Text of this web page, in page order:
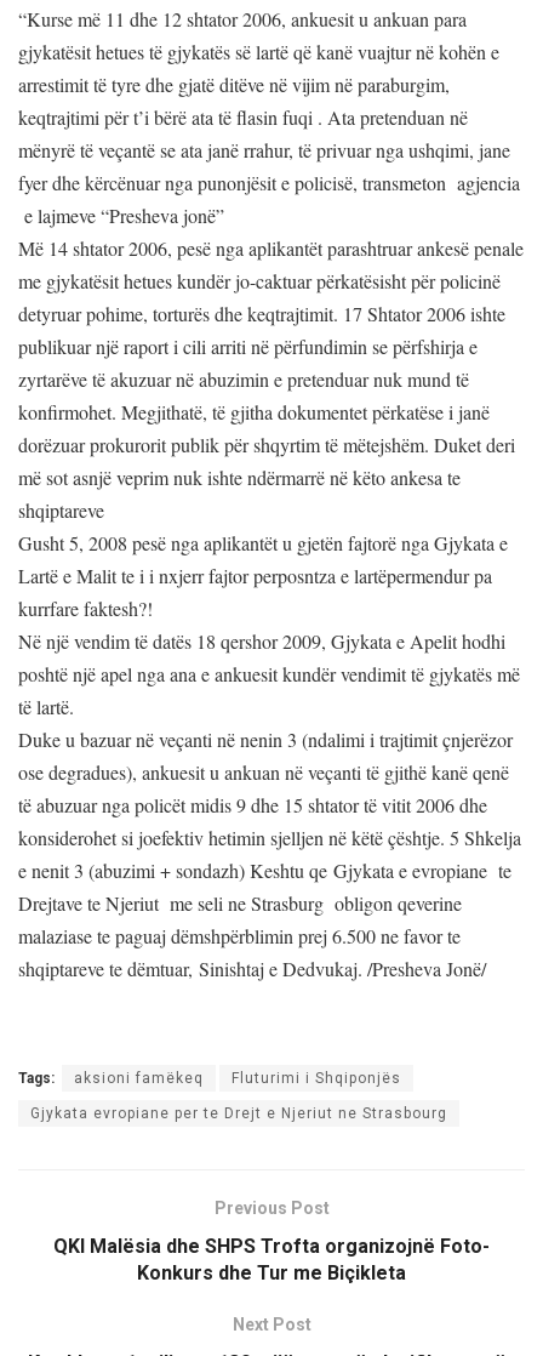
“Kurse më 11 dhe 12 shtator 2006, ankuesit u ankuan para
gjykatësit hetues të gjykatës së lartë që kanë vuajtur në kohën e
arrestimit të tyre dhe gjatë ditëve në vijim në paraburgim,
keqtrajtimi për t’i bërë ata të flasin fuqi . Ata pretenduan në
mënyrë të veçantë se ata janë rrahur, të privuar nga ushqimi, jane
fyer dhe kërcënuar nga punonjësit e policisë, transmeton agjencia
e lajmeve “Presheva jonë”
Më 14 shtator 2006, pesë nga aplikantët parashtruar ankesë penale
me gjykatësit hetues kundër jo-caktuar përkatësisht për policinë
detyruar pohime, torturës dhe keqtrajtimit. 17 Shtator 2006 ishte
publikuar një raport i cili arriti në përfundimin se përfshirja e
zyrtarëve të akuzuar në abuzimin e pretenduar nuk mund të
konfirmohet. Megjithatë, të gjitha dokumentet përkatëse i janë
dorëzuar prokurorit publik për shqyrtim të mëtejshëm. Duket deri
më sot asnjë veprim nuk ishte ndërmarrë në këto ankesa te
shqiptareve
Gusht5, 2008 pesë nga aplikantët u gjetën fajtorë nga Gjykata e
Lartë e Malit te i i nxjerr fajtor perposntza e lartëpermendur pa
kurrfare faktesh?!
Në një vendim të datës 18 qershor 2009, Gjykata e Apelit hodhi
poshtë një apel nga ana e ankuesit kundër vendimit të gjykatës më
të lartë.
Duke u bazuar në veçanti në nenin 3 (ndalimi i trajtimit çnjerëzor
ose degradues), ankuesit u ankuan në veçanti të gjithë kanë qenë
të abuzuar nga policët midis 9 dhe 15 shtator të vitit 2006 dhe
konsiderohet si joefektiv hetimin sjelljen në këtë çështje. 5 Shkelja
e nenit 3 (abuzimi + sondazh) Keshtu qe Gjykata e evropiane te
Drejtave te Njeriut me seli ne Strasburg obligon qeverine
malaziase te paguaj dëmshpërblimin prej 6.500 ne favor te
shqiptareve te dëmtuar, Sinishtaj e Dedvukaj. /Presheva Jonë/
Tags: aksioni famëkeq Fluturimi i Shqiponjës
Gjykata evropiane per te Drejt e Njeriut ne Strasbourg
Previous Post
QKI Malësia dhe SHPS Trofta organizojnë Foto-
Konkurs dhe Tur me Biçikleta
Next Post